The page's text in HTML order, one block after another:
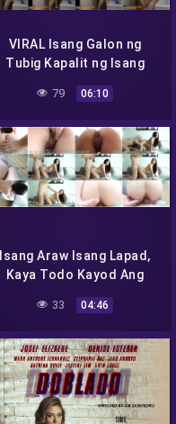
VIRAL Isang Galon ng
Tubig Kapalit ng Isang
79 06:10
Isang Araw Isang Lapad,
Kaya Todo Kayod Ang
33 04:46